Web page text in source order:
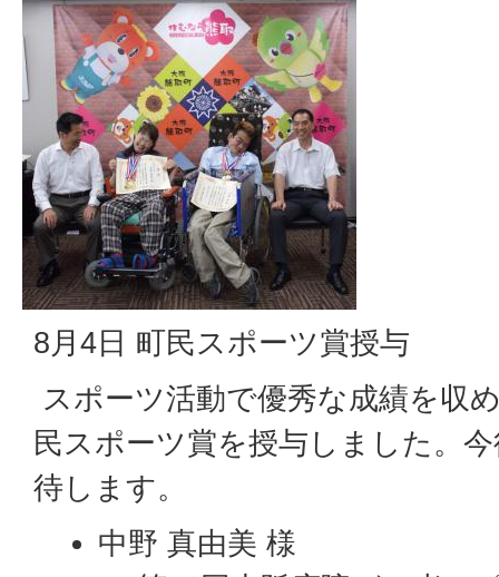
8月4日 町民スポーツ賞授与
スポーツ活動で優秀な成績を収
民スポーツ賞を授与しました。
待します。
中野 真由美 様